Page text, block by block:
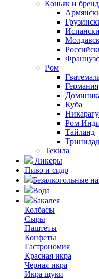
Коньяк и
Ром
Германия
Куба
Ром
Тайланд
Текила
Ликеры
Пиво и сидр
Безалкогольные
Вода
Бакалея
Колбасы
Сыры
Паштеты
Конфеты
Гастрономия
Красная икра
Черная икра
Икра щуки